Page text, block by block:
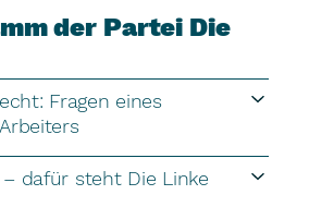
der Partei Die
Fragen eines
– dafür steht Die Linke